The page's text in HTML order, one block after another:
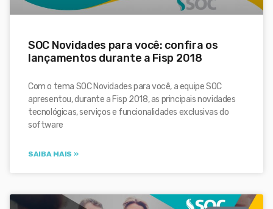
SOC Novidades para você: confira os
lançamentos durante a Fisp 2018
Com o tema SOC Novidades para você, a equipe SOC
apresentou, durante a Fisp 2018, as principais novidades
tecnológicas, serviços e funcionalidades exclusivas do
software
SAIBA MAIS »